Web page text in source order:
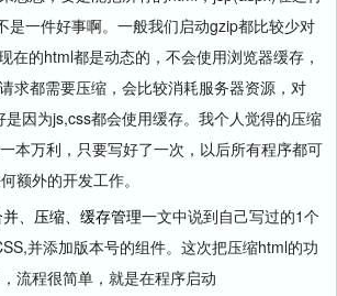
是一件好事啊。一般我们启动gzip都比较少对
在的html都是动态的，不会使用浏览器缓存，
求都需要压缩，会比较消耗服务器资源，对
因为js,css都会使用缓存。我个人觉得的压缩
本万利，只要写好了一次，以后所有程序都可
额外的开发工作。
、压缩、缓存管理一文中说到自己写过的1个
并添加版本号的组件。这次把压缩html的功
流程很简单，就是在程序启动